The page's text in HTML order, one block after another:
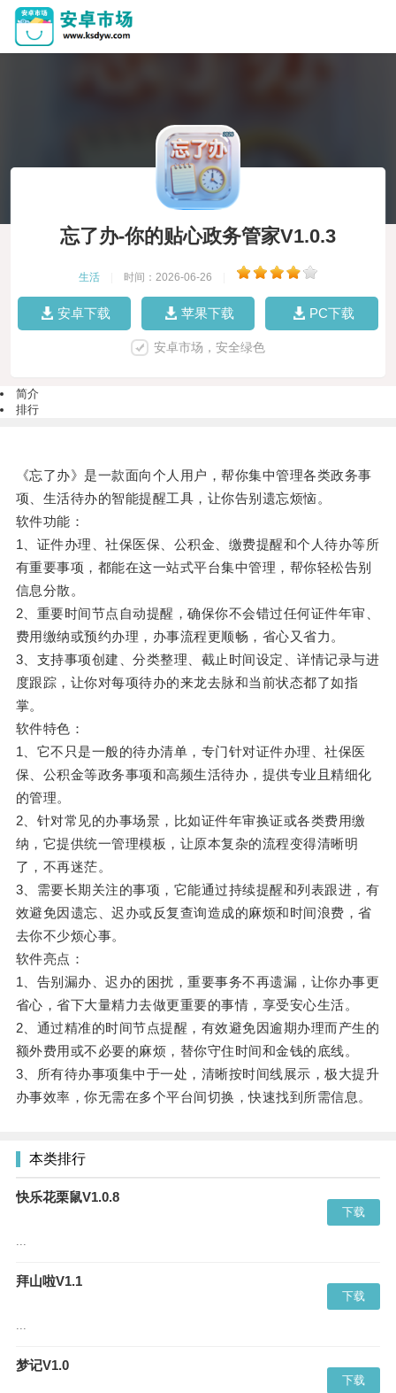
忘了办-你的贴心政务管家V1.0.3
生活 时间：2026-06-26
安卓下载 苹果下载 PC下载
安卓市场，安全绿色
简介
排行
《忘了办》是一款面向个人用户，帮你集中管理各类政务事
项、生活待办的智能提醒工具，让你告别遗忘烦恼。
软件功能：
1、证件办理、社保医保、公积金、缴费提醒和个人待办等所
有重要事项，都能在这一站式平台集中管理，帮你轻松告别
信息分散。
2、重要时间节点自动提醒，确保你不会错过任何证件年审、
费用缴纳或预约办理，办事流程更顺畅，省心又省力。
3、支持事项创建、分类整理、截止时间设定、详情记录与进
度跟踪，让你对每项待办的来龙去脉和当前状态都了如指
掌。
软件特色：
1、它不只是一般的待办清单，专门针对证件办理、社保医
保、公积金等政务事项和高频生活待办，提供专业且精细化
的管理。
2、针对常见的办事场景，比如证件年审换证或各类费用缴
纳，它提供统一管理模板，让原本复杂的流程变得清晰明
了，不再迷茫。
3、需要长期关注的事项，它能通过持续提醒和列表跟进，有
效避免因遗忘、迟办或反复查询造成的麻烦和时间浪费，省
去你不少烦心事。
软件亮点：
1、告别漏办、迟办的困扰，重要事务不再遗漏，让你办事更
省心，省下大量精力去做更重要的事情，享受安心生活。
2、通过精准的时间节点提醒，有效避免因逾期办理而产生的
额外费用或不必要的麻烦，替你守住时间和金钱的底线。
3、所有待办事项集中于一处，清晰按时间线展示，极大提升
办事效率，你无需在多个平台间切换，快速找到所需信息。
本类排行
快乐花栗鼠V1.0.8
...
下载
拜山啦V1.1
...
下载
梦记V1.0
下载